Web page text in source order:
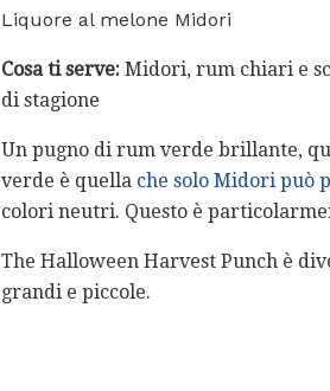
Liquore al melone Midori
Cosa ti serve: Midori, rum chiari e
di stagione
Un pugno di rum verde brillante,
verde è quella che solo Midori può
colori neutri. Questo è
The Halloween Harvest Punch è
grandi e piccole.